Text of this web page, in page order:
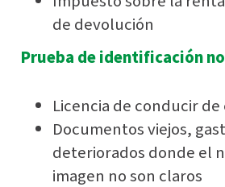
de devolución
Prueba de identificación
Licencia de conducir
Documentos viejos,
deteriorados donde el
imagen no son claros